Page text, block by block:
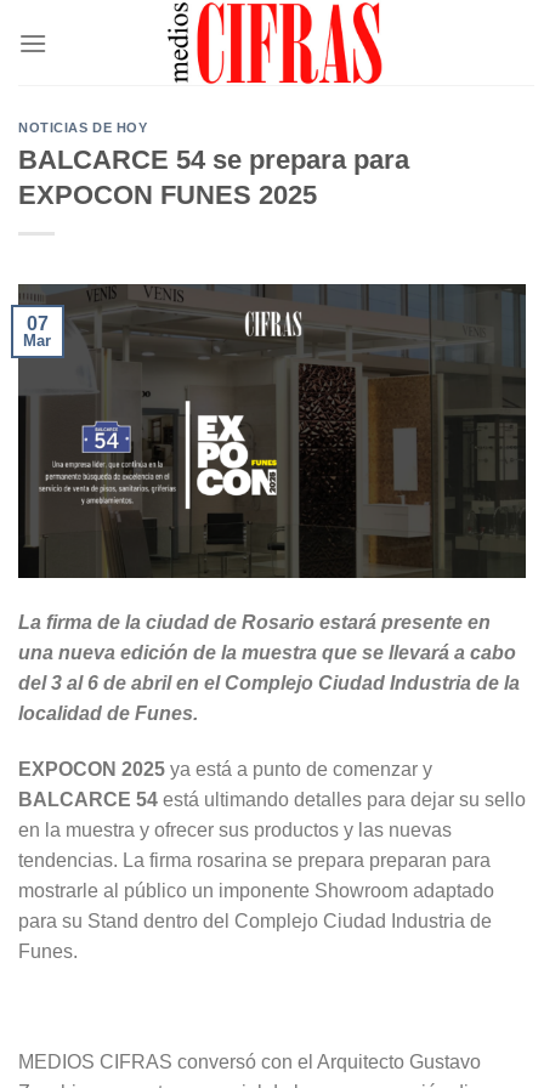
NOTICIAS DE HOY
BALCARCE 54 se prepara para
EXPOCON FUNES 2025
07
Mar
La firma de la ciudad de Rosario estará presente en
una nueva edición de la muestra que se llevará a cabo
del 3 al 6 de abril en el Complejo Ciudad Industria de la
localidad de Funes.
EXPOCON 2025 ya está a punto de comenzar y
BALCARCE 54 está ultimando detalles para dejar su sello
en la muestra y ofrecer sus productos y las nuevas
tendencias. La firma rosarina se prepara preparan para
mostrarle al público un imponente Showroom adaptado
para su Stand dentro del Complejo Ciudad Industria de
Funes.
MEDIOS CIFRAS conversó con el Arquitecto Gustavo